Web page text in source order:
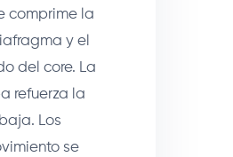
comprime la
y el
del core. La
refuerza la
Los
se